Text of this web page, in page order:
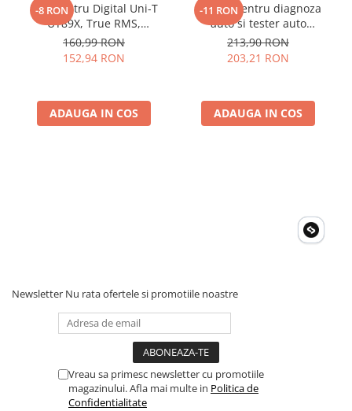
Acumulatori Standard Plumb
Acumulatori Litiu
Acumulatori Gel
Electronice
Invertoare Tensiune
Instrumente de masura
Anemometre
Clampmetre
Multimetre Portabile
-8 RON
Multimetru Digital Uni-T
UT89X, True RMS,
Temperatura 1000°C,
Frecventa, NCV, CAT III
160,99 RON
152,94 RON
ADAUGA IN COS
-11 RON
Aparat pentru diagnoza
auto si tester auto
KONNWEI KW808 Toate
Marcile Dupa 1996
213,90 RON
203,21 RON
ADAUGA IN COS
Newsletter Nu rata ofertele si promotiile noastre
Vreau sa primesc newsletter cu promotiile
magazinului. Afla mai multe in Politica de
Confidentialitate